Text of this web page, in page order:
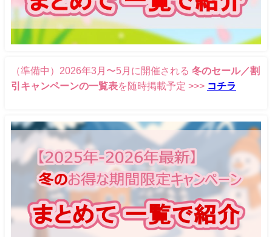
（準備中）2026年3月〜5月に開催される 冬のセール／割
引キャンペーンの一覧表を随時掲載予定 >>> コチラ